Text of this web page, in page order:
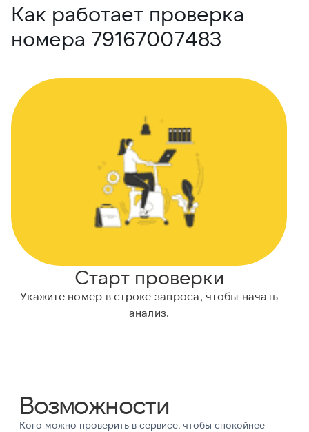
Как работает проверка
номера 79167007483
Старт проверки
Укажите номер в строке запроса, чтобы начать
анализ.
Возможности
Кого можно проверить в сервисе, чтобы спокойнее